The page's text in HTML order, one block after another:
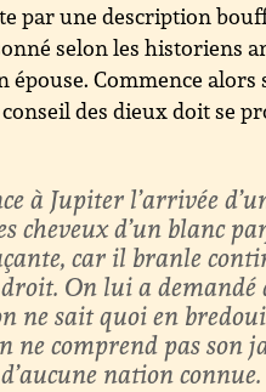
par une description
selon les historiens
épouse. Commence
conseil des dieux doit se
à Jupiter l’arrivée
cheveux d’un blanc
car il branle
On lui a demandé
ne sait quoi en
ne comprend pas son
nation connue.